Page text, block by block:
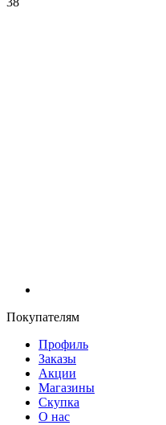
Покупателям
Профиль
Заказы
Акции
Магазины
Скупка
О нас